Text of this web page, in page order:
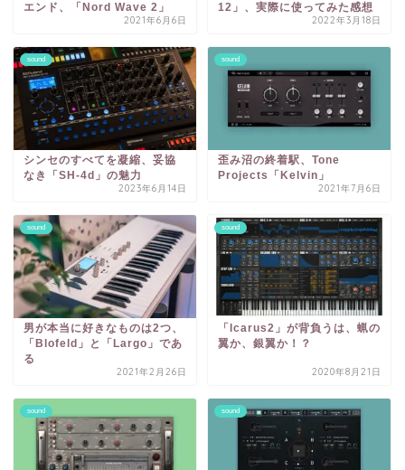
エンド、「Nord Wave 2」
2021年6月6日
12」、実際に使ってみた感想
2022年3月18日
sound
シンセのすべてを凝縮、妥協
なき「SH-4d」の魅力
2023年6月14日
sound
歪み沼の終着駅、Tone
Projects「Kelvin」
2021年7月6日
sound
男が本当に好きなものは2つ、
「Blofeld」と「Largo」であ
る
2021年2月26日
sound
「Icarus2」が背負うは、蝋の
翼か、銀翼か！？
2020年8月21日
sound sound